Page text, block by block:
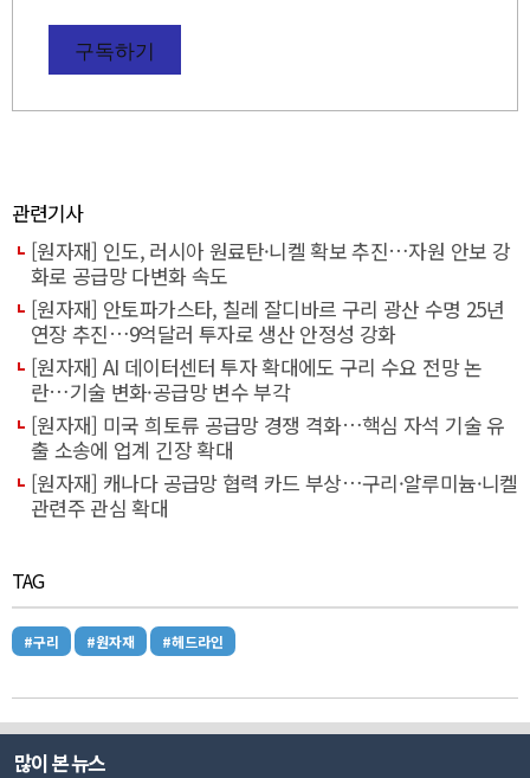
구독하기
관련기사
[원자재] 인도, 러시아 원료탄·니켈 확보 추진…자원 안보 강
화로 공급망 다변화 속도
[원자재] 안토파가스타, 칠레 잘디바르 구리 광산 수명 25년
연장 추진…9억달러 투자로 생산 안정성 강화
[원자재] AI 데이터센터 투자 확대에도 구리 수요 전망 논
란…기술 변화·공급망 변수 부각
[원자재] 미국 희토류 공급망 경쟁 격화…핵심 자석 기술 유
출 소송에 업계 긴장 확대
[원자재] 캐나다 공급망 협력 카드 부상…구리·알루미늄·니켈
관련주 관심 확대
TAG
#구리 #원자재 #헤드라인
많이 본 뉴스